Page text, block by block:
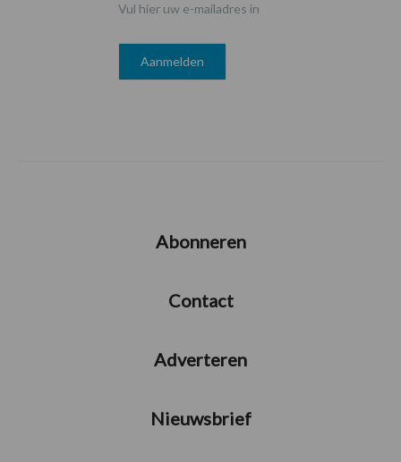
Vul hier uw e-mailadres in
Abonneren
Contact
Adverteren
Nieuwsbrief